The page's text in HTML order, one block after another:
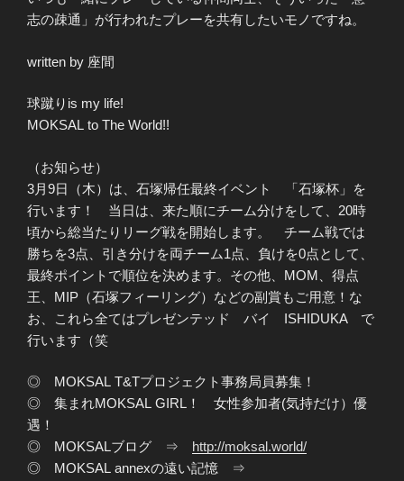
志の疎通」が行われたプレーを共有したいモノですね。
written by 座間
球蹴りis my life!
MOKSAL to The World!!
（お知らせ）
3月9日（木）は、石塚帰任最終イベント 「石塚杯」を
行います！ 当日は、来た順にチーム分けをして、20時
頃から総当たりリーグ戦を開始します。 チーム戦では
勝ちを3点、引き分けを両チーム1点、負けを0点として、
最終ポイントで順位を決めます。その他、MOM、得点
王、MIP（石塚フィーリング）などの副賞もご用意！な
お、これら全てはプレゼンテッド バイ ISHIDUKA で
行います（笑
◎ MOKSAL T&Tプロジェクト事務局員募集！
◎ 集まれMOKSAL GIRL！ 女性参加者(気持だけ）優
遇！
◎ MOKSALブログ ⇒ http://moksal.world/
◎ MOKSAL annexの遠い記憶 ⇒